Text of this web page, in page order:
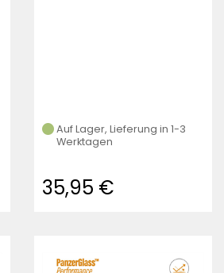
Auf Lager, Lieferung in 1-3
Werktagen
35,95 €